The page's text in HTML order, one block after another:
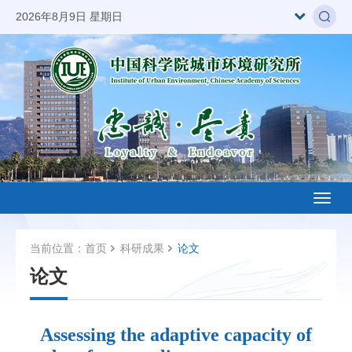
2026年8月9日 星期日
当前位置： 首页 科研成果 论文
论文
Assessing the adaptive capacity of